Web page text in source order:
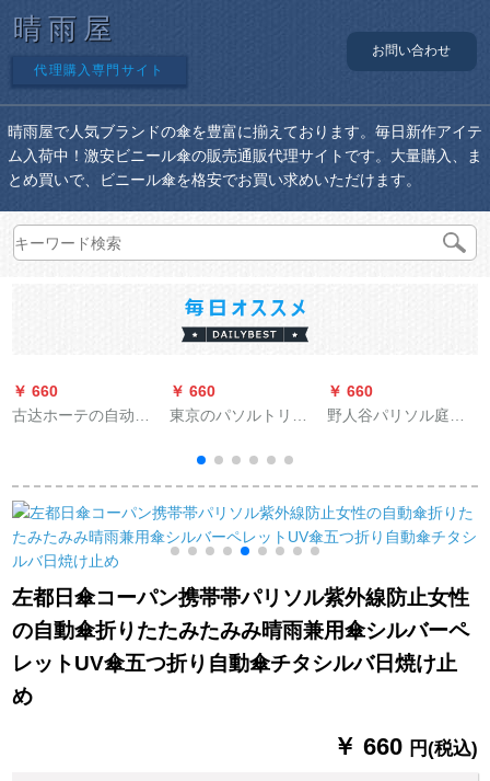
晴雨屋
代理購入専門サイト
お問い合わせ
晴雨屋で人気ブランドの傘を豊富に揃えております。毎日新作アイテ
ム入荷中！激安ビニール傘の販売通販代理サイトです。大量購入、ま
とめ買いで、ビニール傘を格安でお買い求めいただけます。
￥ 660
古达ホーテの自动伞
用伞カバマシンは
LOGOカスケードG
22の新型ステアリン
グ420*260*760 MM
を印刷します。
￥ 660
東京のパソルトリッ
ソルコディッグ高効
率日烧けUVカットカ
ットUVカットカット
￥ 660
野人谷パリソル庭园
伞ロマ伞保安ポスト
に傘を置く100 kgロ
マ傘台座YRG-090
左都日傘コーパン携帯帯パリソル紫外線防止女性
の自動傘折りたたみたみみ晴雨兼用傘シルバーペ
レットUV傘五つ折り自動傘チタシルバ日焼け止
め
￥ 660 円(税込)